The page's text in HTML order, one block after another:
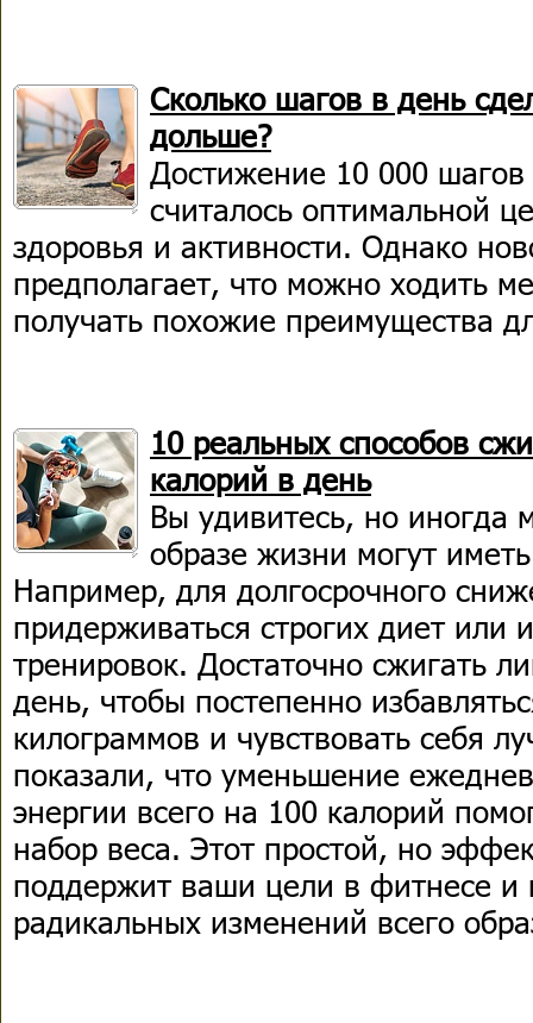
Сколько шагов в день
дольше?
Достижение 10 000
считалось оптимальной
здоровья и активности. Однако
предполагает, что можно ходить
получать похожие преимущества
10 реальных способов
калорий в день
Вы удивитесь, но иногда
образе жизни могут
Например, для долгосрочного
придерживаться строгих диет или
тренировок. Достаточно сжигать
день, чтобы постепенно
килограммов и чувствовать себя
показали, что уменьшение
энергии всего на 100 калорий
набор веса. Этот простой, но
поддержит ваши цели в фитнесе и
радикальных изменений всего